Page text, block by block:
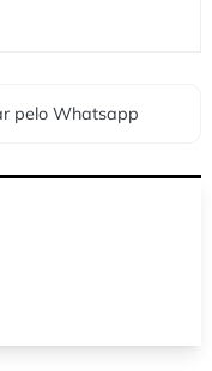
pelo Whatsapp